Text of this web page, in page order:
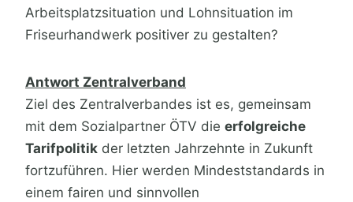
Arbeitsplatzsituation und Lohnsituation im
Friseurhandwerk positiver zu gestalten?
Antwort Zentralverband
Ziel des Zentralverbandes ist es, gemeinsam
mit dem Sozialpartner ÖTV die erfolgreiche
Tarifpolitik der letzten Jahrzehnte in Zukunft
fortzuführen. Hier werden Mindeststandards in
einem fairen und sinnvollen